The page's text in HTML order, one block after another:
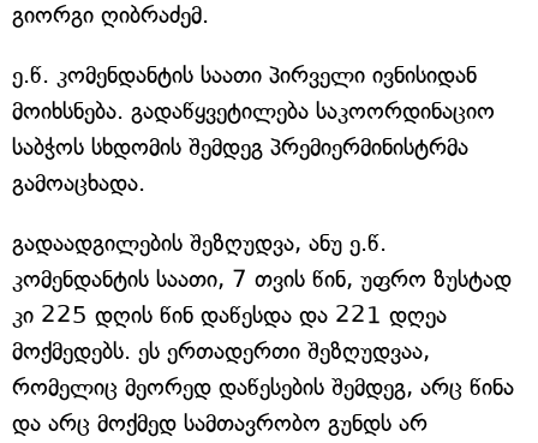
გიორგი ღიბრაძემ.
ე.წ. კომენდანტის საათი პირველი ივნისიდან
მოიხსნება. გადაწყვეტილება საკოორდინაციო
საბჭოს სხდომის შემდეგ პრემიერმინისტრმა
გამოაცხადა.
გადაადგილების შეზღუდვა, ანუ ე.წ.
კომენდანტის საათი, 7 თვის წინ, უფრო ზუსტად
კი 225 დღის წინ დაწესდა და 221 დღეა
მოქმედებს. ეს ერთადერთი შეზღუდვაა,
რომელიც მეორედ დაწესების შემდეგ, არც წინა
და არც მოქმედ სამთავრობო გუნდს არ